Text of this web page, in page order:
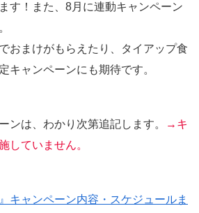
す！また、8月に連動キャンペーン
おまけがもらえたり、タイアップ食
キャンペーンにも期待です。
ンは、わかり次第追記します。
→キ
していません。
キャンペーン内容・スケジュールま